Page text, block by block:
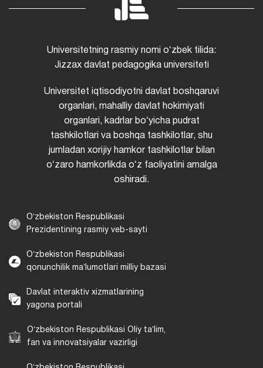
Universitetning rasmiy nomi oʻzbek tilida:
Jizzax davlat pedagogika universiteti
Universitet iqtisodiyotni davlat boshqaruvi
organlari, mahalliy davlat hokimiyati
organlari, kadrlar boʻyicha pudrat
tashkilotlari va boshqa tashkilotlar, shu
jumladan xorijiy hamkor tashkilotlar bilan
oʻzaro hamkorlikda oʻz faoliyatini amalga
oshiradi.
Oʻzbekiston Respublikasi
Prezidentining rasmiy veb-sayti
Oʻzbekiston Respublikasi
qonunchilik maʼlumotlari milliy bazasi
Davlat interaktiv xizmatlarining
yagona portali
Oʻzbekiston Respublikasi Oliy taʼlim,
fan va innovatsiyalar vazirligi